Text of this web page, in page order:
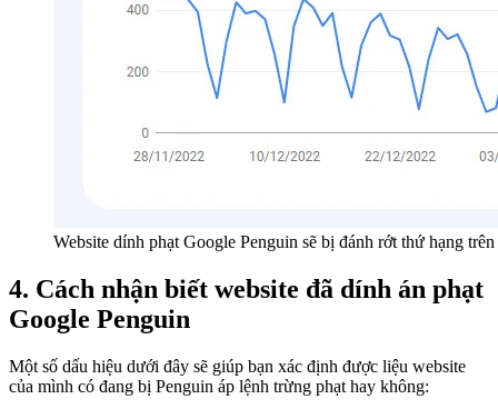
Website dính phạt Google Penguin sẽ bị đánh rớt thứ hạng
4. Cách nhận biết website đã dính án phạt
Google Penguin
Một số dấu hiệu dưới đây sẽ giúp bạn xác định được liệu website
của mình có đang bị Penguin áp lệnh trừng phạt hay không: